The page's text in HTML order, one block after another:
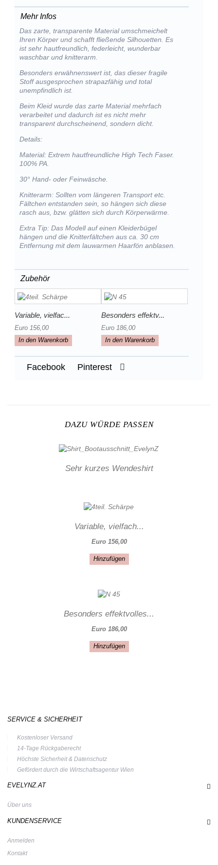
Mehr Infos
Das zarte, transparente Material umschmeichelt
Ihren Körper und schafft fließende Silhouetten. Es
ist sehr hautfreundlich, federleicht, wunderbar
waschbar und knitterarm.
Besonders erwähnenswert ist, das dieser fragile
Stoff ausgesprochen strapazfähig und total
unempfindlich ist.
Beim Kleid wurde das zarte Material mehrfach
verarbeitet und dadurch ist es nicht mehr
transparent durchscheinend, sondern dicht.
Details:
Material: Extrem hautfreundliche High Tech Faser.
100% PA.
30° Hand- oder Feinwäsche.
Knitterarm: Sollten vom längeren Transport etc.
Fältchen entstanden sein, so hängen sich diese
rasch aus, bzw. glätten sich durch Körperwärme.
Extra Tip: Das Modell auf einen Kleiderbügel
hängen und die Knitterfältchen aus ca. 30 cm
Entfernung mit dem lauwarmen Haarfön anblasen.
Zubehör
Variable, vielfac...
Euro 156,00
In den Warenkorb
Besonders effektv...
Euro 186,00
In den Warenkorb
Facebook Pinterest
DAZU WÜRDE PASSEN
Sehr kurzes Wendeshirt
Variable, vielfach...
Euro 156,00
Hinzufügen
Besonders effektvolles...
Euro 186,00
Hinzufügen
SERVICE & SICHERHEIT
Kostenloser Versand
14-Tage Rückgaberecht
Höchste Sicherheit & Datenschutz
Gefördert durch die Wirtschaftsagentur Wien
EVELYNZ.AT
Über uns
KUNDENSERVICE
Anmelden
Kontakt